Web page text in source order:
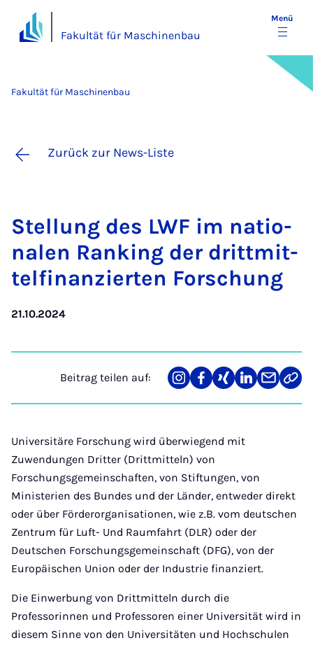
Fakultät für Maschinenbau
Menü
Fakultät für Maschinenbau
Zurück zur News-Liste
Stel­lung des LWF im na­ti­o­
na­len Ran­king der dritt­mit­
tel­fi­nan­zier­ten For­schung
21.10.2024
Beitrag teilen auf:
Teilen
auf
Teilen
auf
Teilen
auf
Teilen
auf
Teilen
über
Link
Universitäre Forschung wird überwiegend mit
Zuwendungen Dritter (Drittmitteln) von
Forschungsgemeinschaften, von Stiftungen, von
Ministerien des Bundes und der Länder, entweder direkt
oder über Förderorganisationen, wie z.B. vom deutschen
Zentrum für Luft- Und Raumfahrt (DLR) oder der
Deutschen Forschungsgemeinschaft (DFG), von der
Europäischen Union oder der Industrie finanziert.
Die Einwerbung von Drittmitteln durch die
Professorinnen und Professoren einer Universität wird in
diesem Sinne von den Universitäten und Hochschulen